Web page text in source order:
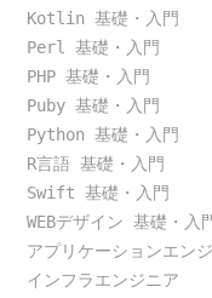
Kotlin 基礎・入門
Perl 基礎・入門
PHP 基礎・入門
Puby 基礎・入門
Python 基礎・入門
R言語 基礎・入門
Swift 基礎・入門
WEBデザイン 基礎・入
アプリケーションエン
インフラエンジニア